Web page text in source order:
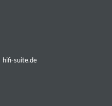
hifi-suite.de